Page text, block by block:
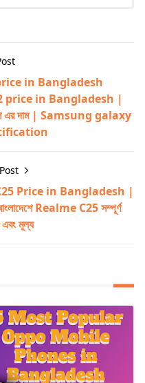
in Bangladesh
price in Bangladesh |
এর দাম | Samsung galaxy
Price in Bangladesh |
Realme C25 সম্পূর্ণ
মূল্য